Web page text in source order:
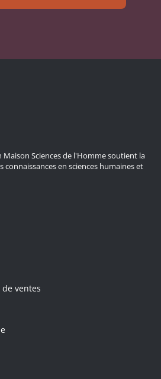
Maison Sciences de l'Homme soutient la
connaissances en sciences humaines et
ventes